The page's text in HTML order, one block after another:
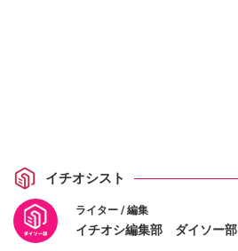
イチオシスト
ライター / 編集
イチオシ編集部 ダイソー部